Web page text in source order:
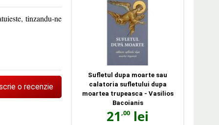
tinzandu-ne
o recenzie
Sufletul dupa moarte sau
calatoria sufletului dupa
moartea trupeasca - Vasilios
Bacoianis
21 ,00 lei